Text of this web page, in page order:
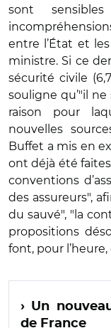
sont
entre l’État et
ministre. Si ce
sécurité civile
souligne qu’"il ne
raison pour
nouvelles
Buffet a mis en
ont déjà été
conventions
des assureurs",
du sauvé", "la
propositions
font, pour
› Un
de France